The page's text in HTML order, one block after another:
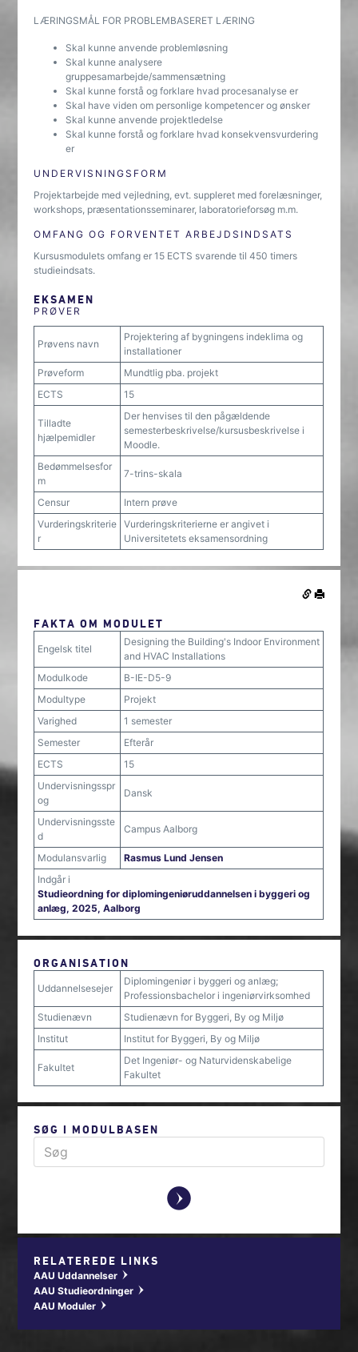
LÆRINGSMÅL FOR PROBLEMBASERET LÆRING
Skal kunne anvende problemløsning
Skal kunne analysere
gruppesamarbejde/sammensætning
Skal kunne forstå og forklare hvad procesanalyse er
Skal have viden om personlige kompetencer og ønsker
Skal kunne anvende projektledelse
Skal kunne forstå og forklare hvad konsekvensvurdering
er
UNDERVISNINGSFORM
Projektarbejde med vejledning, evt. suppleret med forelæsninger,
workshops, præsentationsseminarer, laboratorieforsøg m.m.
OMFANG OG FORVENTET ARBEJDSINDSATS
Kursusmodulets omfang er 15 ECTS svarende til 450 timers
studieindsats.
EKSAMEN
PRØVER
Prøvens navn
Projektering af bygningens indeklima og
installationer
Prøveform
Mundtlig pba. projekt
ECTS
15
Tilladte
hjælpemidler
Der henvises til den pågældende
semesterbeskrivelse/kursusbeskrivelse i
Moodle.
Bedømmelsesfor
m
7-trins-skala
Censur
Intern prøve
Vurderingskriterie
r
Vurderingskriterierne er angivet i
Universitetets eksamensordning
FAKTA OM MODULET
Engelsk titel
Designing the Building's Indoor Environment
and HVAC Installations
Modulkode
B-IE-D5-9
Modultype
Projekt
Varighed
1 semester
Semester
Efterår
ECTS
15
Undervisningsspr
og
Dansk
Undervisningsste
d
Campus Aalborg
Modulansvarlig
Rasmus Lund Jensen
Indgår i
Studieordning for diplomingeniøruddannelsen i byggeri og
anlæg, 2025, Aalborg
ORGANISATION
Uddannelsesejer
Diplomingeniør i byggeri og anlæg;
Professionsbachelor i ingeniørvirksomhed
Studienævn
Studienævn for Byggeri, By og Miljø
Institut
Institut for Byggeri, By og Miljø
Fakultet
Det Ingeniør- og Naturvidenskabelige
Fakultet
SØG I MODULBASEN
y
RELATEREDE LINKS
AAU Uddannelser w
AAU Studieordninger w
AAU Moduler w